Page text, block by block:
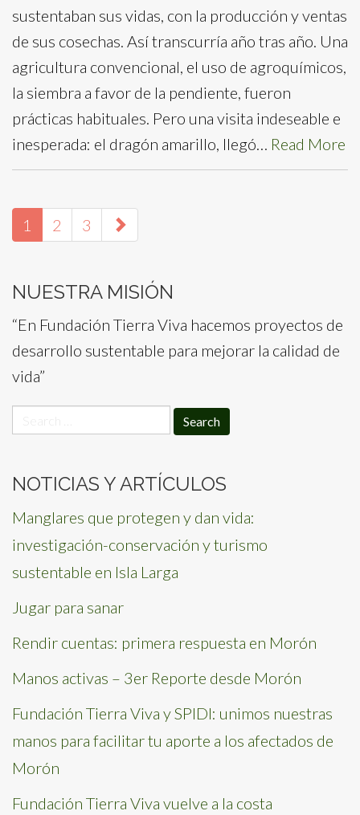
sustentaban sus vidas, con la producción y ventas
de sus cosechas. Así transcurría año tras año. Una
agricultura convencional, el uso de agroquímicos,
la siembra a favor de la pendiente, fueron
prácticas habituales. Pero una visita indeseable e
inesperada: el dragón amarillo, llegó… Read More
paging-
navigation
1 2 3
NUESTRA MISIÓN
“En Fundación Tierra Viva hacemos proyectos de
desarrollo sustentable para mejorar la calidad de
vida”
for:
NOTICIAS Y ARTÍCULOS
Manglares que protegen y dan vida:
investigación-conservación y turismo
sustentable en Isla Larga
Jugar para sanar
Rendir cuentas: primera respuesta en Morón
Manos activas – 3er Reporte desde Morón
Fundación Tierra Viva y SPIDI: unimos nuestras
manos para facilitar tu aporte a los afectados de
Morón
Fundación Tierra Viva vuelve a la costa